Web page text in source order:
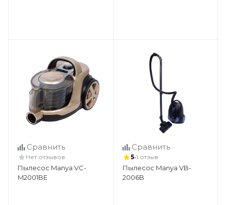
Сравнить
Нет отзывов
Пылесос Manya VC-
M2001BE
Сравнить
5•1 отзыв
Пылесос Manya VB-
2006B